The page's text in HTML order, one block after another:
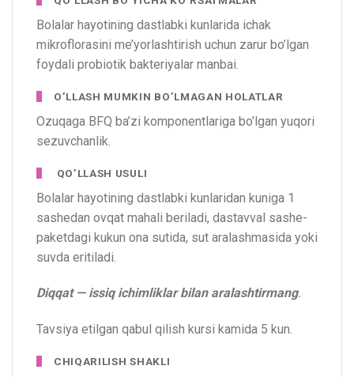
Bolalar hayotining dastlabki kunlarida ichak
mikroflorasini me’yorlashtirish uchun zarur bo’lgan
foydali probiotik bakteriyalar manbai.
O’LLASH MUMKIN BO’LMAGAN HOLATLAR
Ozuqaga BFQ ba’zi komponentlariga bo’lgan yuqori
sezuvchanlik.
QO’LLASH USULI
Bolalar hayotining dastlabki kunlaridan kuniga 1
sashedan ovqat mahali beriladi, dastavval sashe-
paketdagi kukun ona sutida, sut aralashmasida yoki
suvda eritiladi.
Diqqat — issiq ichimliklar bilan aralashtirmang.
Tavsiya etilgan qabul qilish kursi kamida 5 kun.
CHIQARILISH SHAKLI